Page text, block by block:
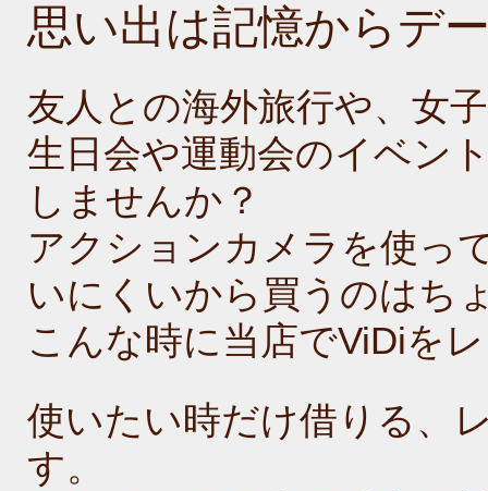
思い出は記憶からデ
友人との海外旅行や、女
生日会や運動会のイベン
しませんか？
アクションカメラを使っ
いにくいから買うのはち
こんな時に当店でViDiを
使いたい時だけ借りる、
す。